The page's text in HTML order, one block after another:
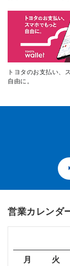
トヨタのお支払い、
自由に。
営業カレンダ
月 火